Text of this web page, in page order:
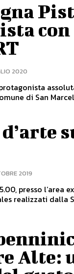
con
2020
di San
2019
presso l’area
realizzati dalla
Alte: